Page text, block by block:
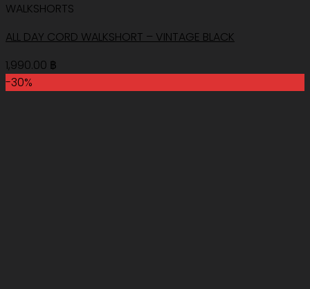
WALKSHORTS
ALL DAY CORD WALKSHORT – VINTAGE BLACK
1,990.00 ฿
-30%